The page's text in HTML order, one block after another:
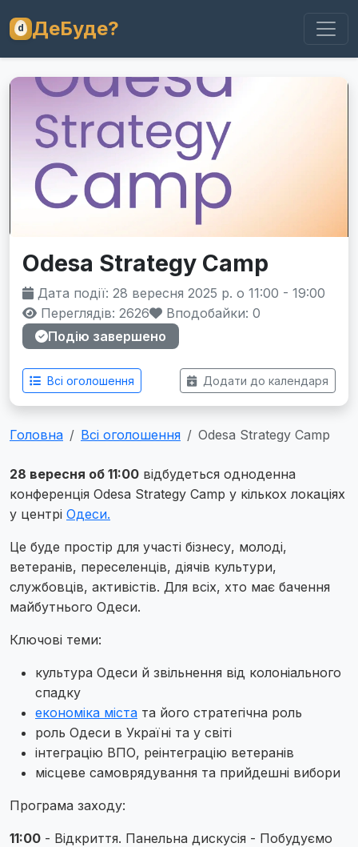
ДеБуде?
Odesa Strategy Camp
Дата події: 28 вересня 2025 р. о 11:00 - 19:00
Переглядів: 2626
Вподобайки: 0
Подію завершено
Всі оголошення Додати до календаря
Головна Всі оголошення Odesa Strategy Camp
28 вересня об 11:00 відбудеться одноденна
конференція Odesa Strategy Camp у кількох локаціях
у центрі Одеси.
Це буде простір для участі бізнесу, молоді,
ветеранів, переселенців, діячів культури,
службовців, активістів. Для всіх, хто має бачення
майбутнього Одеси.
Ключові теми:
культура Одеси й звільнення від колоніального
спадку
економіка міста та його стратегічна роль
роль Одеси в Україні та у світі
інтеграцію ВПО, реінтеграцію ветеранів
місцеве самоврядування та прийдешні вибори
Програма заходу:
11:00 - Відкриття. Панельна дискусія - Побудуємо